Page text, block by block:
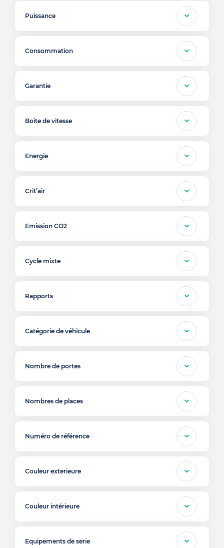
Puissance
Consommation
Garantie
Boite de vitesse
Energie
Crit’air
Emission CO2
Cycle mixte
Rapports
Catégorie de véhicule
Nombre de portes
Nombres de places
Numéro de référence
Couleur exterieure
Couleur intérieure
Equipements de serie